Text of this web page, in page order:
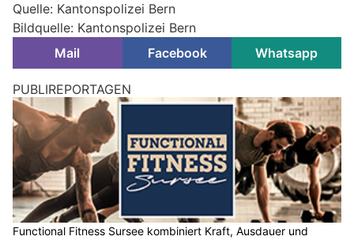
Quelle: Kantonspolizei Bern
Bildquelle: Kantonspolizei Bern
Mail
Facebook Whatsapp
PUBLIREPORTAGEN
Functional Fitness Sursee kombiniert Kraft, Ausdauer und